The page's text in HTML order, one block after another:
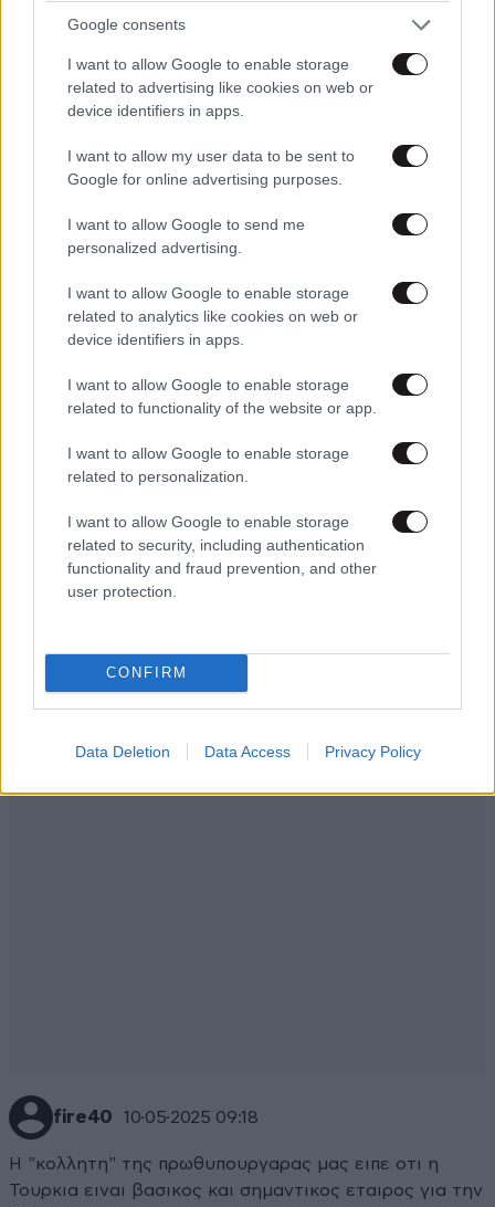
Google consents
I want to allow Google to enable storage
related to advertising like cookies on web or
device identifiers in apps.
I want to allow my user data to be sent to
Google for online advertising purposes.
I want to allow Google to send me
personalized advertising.
I want to allow Google to enable storage
related to analytics like cookies on web or
device identifiers in apps.
I want to allow Google to enable storage
related to functionality of the website or app.
I want to allow Google to enable storage
related to personalization.
I want to allow Google to enable storage
related to security, including authentication
functionality and fraud prevention, and other
user protection.
CONFIRM
Data Deletion Data Access Privacy Policy
ΠΡΟΣΘΕΣΤΕ ΤΟ ΣΧΟΛΙΟ ΣΑΣ
Xαρακτήρες: 0/1000
ΠΡΟΣΘΗΚΗ
Βρωμοστομος 10·05·2025 11:04
Τελικά θα φέρετε προιόντα τίγκα στον ΚΑΡΚΙΝΟ από
Απαντήστε
fire40 10·05·2025 09:18
Η "κολλητη" της πρωθυπουργαρας μας ειπε οτι η
Τουρκια ειναι βασικος και σημαντικος εταιρος για την